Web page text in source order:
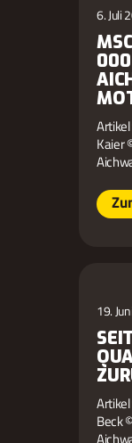
6. Juli
000
Kaier
19.
Beck